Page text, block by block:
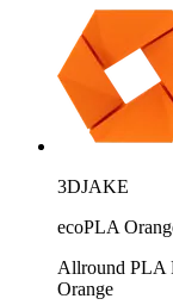
3DJAKE
ecoPLA
Allround PLA
Orange